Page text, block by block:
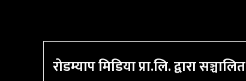
रोडम्याप मिडिया प्रा.लि. द्वारा सञ्चालित